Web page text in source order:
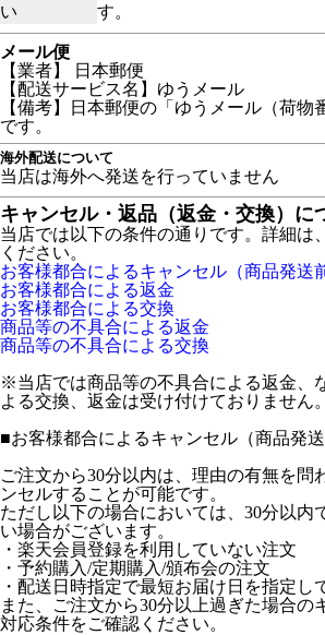
い
す。
メール便
【業者】 日本郵便
【配送サービス名】ゆうメール
【備考】日本郵便の「ゆうメール（荷物
です。
海外配送について
当店は海外へ発送を行っていません
キャンセル・返品（返金・交換）に
当店では以下の条件の通りです。詳細は
ください。
お客様都合によるキャンセル（商品発送
お客様都合による返金
お客様都合による交換
商品等の不具合による返金
商品等の不具合による交換
※当店では商品等の不具合による返金、
よる交換、返金は受け付けておりません。
■お客様都合によるキャンセル（商品発送
ご注文から30分以内は、理由の有無を問
ンセルすることが可能です。
ただし以下の場合においては、30分以内
い場合がございます。
・楽天会員登録を利用していない注文
・予約購入/定期購入/頒布会の注文
・配送日時指定で最短お届け日を指定し
また、ご注文から30分以上過ぎた場合の
対応条件をご確認ください。